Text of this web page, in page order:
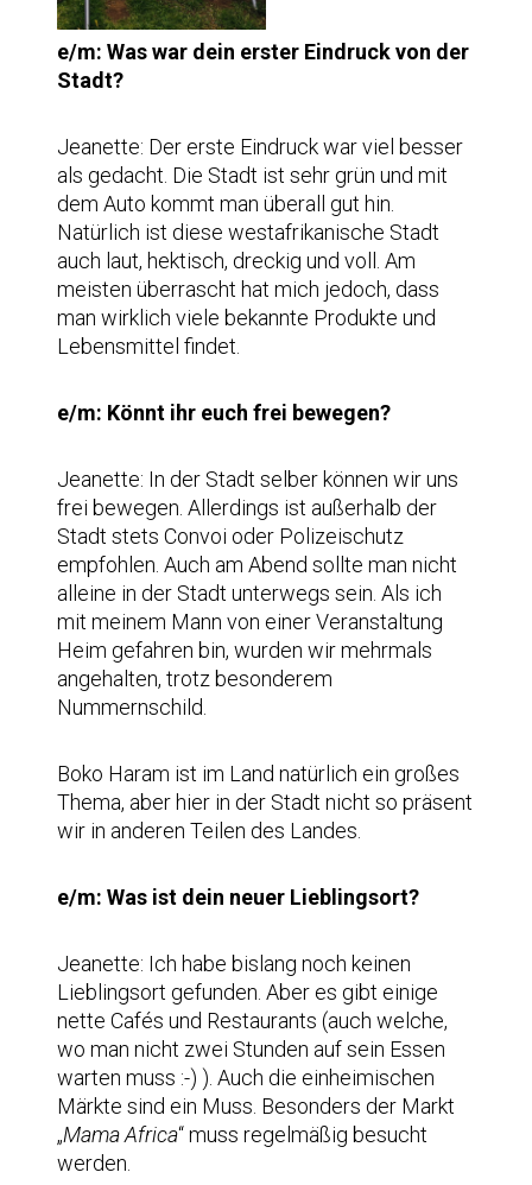
e/m: Was war dein erster Eindruck von der
Stadt?
Jeanette: Der erste Eindruck war viel besser
als gedacht. Die Stadt ist sehr grün und mit
dem Auto kommt man überall gut hin.
Natürlich ist diese westafrikanische Stadt
auch laut, hektisch, dreckig und voll. Am
meisten überrascht hat mich jedoch, dass
man wirklich viele bekannte Produkte und
Lebensmittel findet.
e/m: Könnt ihr euch frei bewegen?
Jeanette: In der Stadt selber können wir uns
frei bewegen. Allerdings ist außerhalb der
Stadt stets Convoi oder Polizeischutz
empfohlen. Auch am Abend sollte man nicht
alleine in der Stadt unterwegs sein. Als ich
mit meinem Mann von einer Veranstaltung
Heim gefahren bin, wurden wir mehrmals
angehalten, trotz besonderem
Nummernschild.
Boko Haram ist im Land natürlich ein großes
Thema, aber hier in der Stadt nicht so präsent
wir in anderen Teilen des Landes.
e/m: Was ist dein neuer Lieblingsort?
Jeanette: Ich habe bislang noch keinen
Lieblingsort gefunden. Aber es gibt einige
nette Cafés und Restaurants (auch welche,
wo man nicht zwei Stunden auf sein Essen
warten muss :-) ). Auch die einheimischen
Märkte sind ein Muss. Besonders der Markt
„Mama Africa“ muss regelmäßig besucht
werden.